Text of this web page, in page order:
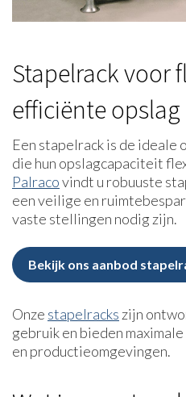
Stapelrack voor
efficiënte opslag
Een stapelrack is de
die hun opslagcapaciteit
Palracovindt u robuuste
een veilige en
vaste stellingen nodig zijn.
Bekijk ons aanbod
Onze stapelracks zijn
gebruik en bieden
en productieomgevingen.